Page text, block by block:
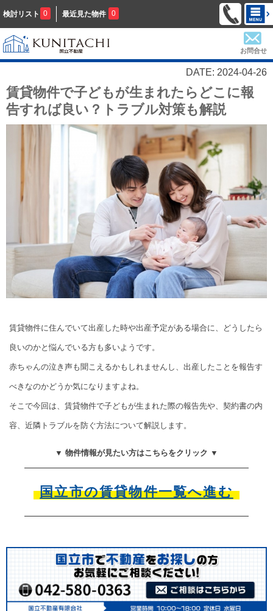
検討リスト 0 最近見た物件 0
お問合せ
DATE: 2024-04-26
賃貸物件で子どもが生まれたらどこに報
告すれば良い？トラブル対策も解説
賃貸物件に住んでいて出産した時や出産予定がある場合に、どうしたら
良いのかと悩んでいる方も多いようです。
赤ちゃんの泣き声も聞こえるかもしれませんし、出産したことを報告す
べきなのかどうか気になりますよね。
そこで今回は、賃貸物件で子どもが生まれた際の報告先や、契約書の内
容、近隣トラブルを防ぐ方法について解説します。
▼ 物件情報が見たい方はこちらをクリック ▼
国立市の賃貸物件一覧へ進む